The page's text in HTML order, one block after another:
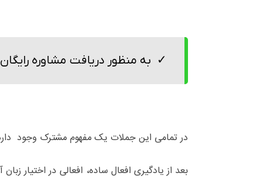
به منظور دریافت مشاوره
در تمامی این جملات یک مفهوم مشترک وجود
بعد از یادگیری افعال ساده، افعالی در اختیار